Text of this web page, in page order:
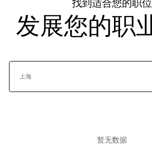
找到适合您的职位
发展您的职
上海
暂无数据